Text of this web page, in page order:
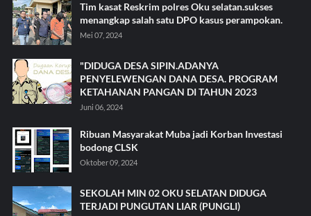
Tim kasat Reskrim polres Oku selatan.sukses
menangkap salah satu DPO kasus perampokan.
Mei 07, 2024
"DIDUGA DESA SIPIN.ADANYA
PENYELEWENGAN DANA DESA. PROGRAM
KETAHANAN PANGAN DI TAHUN 2023
Juni 06, 2024
Ribuan Masyarakat Muba jadi Korban Investasi
bodong CLSK
Oktober 09, 2024
SEKOLAH MIN 02 OKU SELATAN DIDUGA
TERJADI PUNGUTAN LIAR (PUNGLI)